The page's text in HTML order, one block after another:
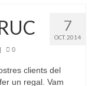
7
OCT. 2014
| 0
clients del
un regal. Vam